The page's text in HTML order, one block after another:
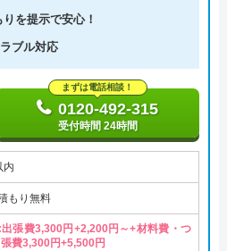
を提示で安心！
ブル対応
まずは電話相談！
0120-492-315
受付時間 24時間
内
もり無料
張費3,300円+2,200円～+材料費・つ
費3,300円+5,500円